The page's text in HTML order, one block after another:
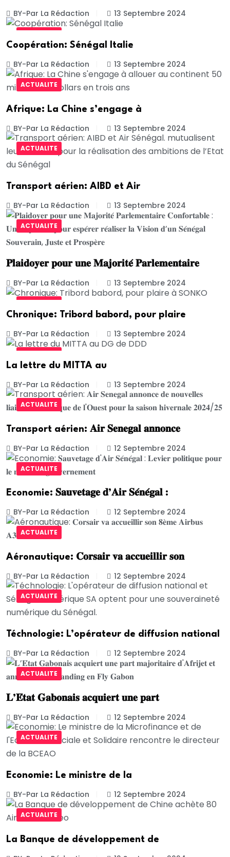
BY-Par La Rédaction 13 Septembre 2024
Coopération: Sénégal Italie
BY-Par La Rédaction 13 Septembre 2024
ACTUALITE
Afrique: La Chine s’engage à
BY-Par La Rédaction 13 Septembre 2024
ACTUALITE
Transport aérien: AIBD et Air
BY-Par La Rédaction 13 Septembre 2024
ACTUALITE
𝐏𝐥𝐚𝐢𝐝𝐨𝐲𝐞𝐫 𝐩𝐨𝐮𝐫 𝐮𝐧𝐞 𝐌𝐚𝐣𝐨𝐫𝐢𝐭𝐞́ 𝐏𝐚𝐫𝐥𝐞𝐦𝐞𝐧𝐭𝐚𝐢𝐫𝐞
BY-Par La Rédaction 13 Septembre 2024
ACTUALITE
Chronique: Tribord babord, pour plaire
BY-Par La Rédaction 13 Septembre 2024
ACTUALITE
La lettre du MITTA au
BY-Par La Rédaction 13 Septembre 2024
ACTUALITE
Transport aérien: 𝐀𝐢𝐫 𝐒𝐞𝐧𝐞𝐠𝐚𝐥 𝐚𝐧𝐧𝐨𝐧𝐜𝐞
BY-Par La Rédaction 12 Septembre 2024
ACTUALITE
Economie: 𝐒𝐚𝐮𝐯𝐞𝐭𝐚𝐠𝐞 𝐝’𝐀𝐢𝐫 𝐒𝐞́𝐧𝐞́𝐠𝐚𝐥 :
BY-Par La Rédaction 12 Septembre 2024
ACTUALITE
Aéronautique: 𝐂𝐨𝐫𝐬𝐚𝐢𝐫 𝐯𝐚 𝐚𝐜𝐜𝐮𝐞𝐢𝐥𝐥𝐢𝐫 𝐬𝐨𝐧
BY-Par La Rédaction 12 Septembre 2024
ACTUALITE
Téchnologie: L’opérateur de diffusion national
BY-Par La Rédaction 12 Septembre 2024
ACTUALITE
𝐋’𝐄́𝐭𝐚𝐭 𝐆𝐚𝐛𝐨𝐧𝐚𝐢𝐬 𝐚𝐜𝐪𝐮𝐢𝐞𝐫𝐭 𝐮𝐧𝐞 𝐩𝐚𝐫𝐭
BY-Par La Rédaction 12 Septembre 2024
ACTUALITE
Economie: Le ministre de la
BY-Par La Rédaction 12 Septembre 2024
ACTUALITE
La Banque de développement de